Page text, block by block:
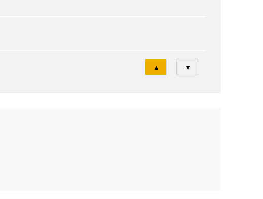
Tri
▲ ▼